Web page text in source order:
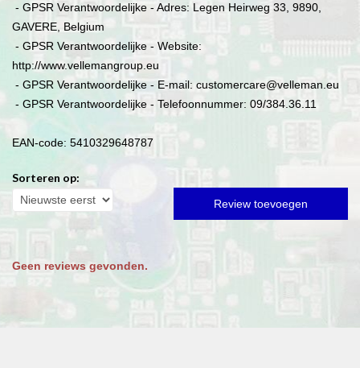
- GPSR Verantwoordelijke - Adres: Legen Heirweg 33, 9890,
GAVERE, Belgium
- GPSR Verantwoordelijke - Website:
http://www.vellemangroup.eu
- GPSR Verantwoordelijke - E-mail: customercare@velleman.eu
- GPSR Verantwoordelijke - Telefoonnummer: 09/384.36.11
EAN-code: 5410329648787
Sorteren op:
Review toevoegen
Geen reviews gevonden.